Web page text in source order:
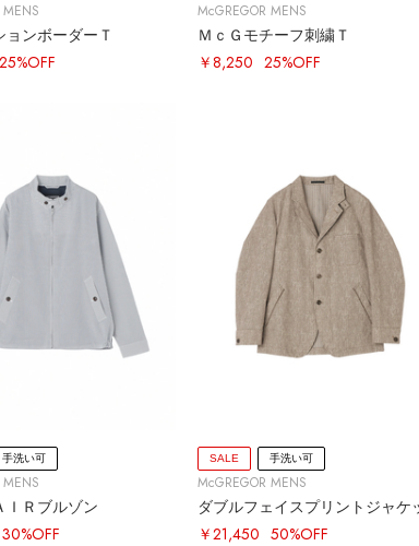
ョンボーダーＴ
25%OFF
McGREGOR MENS
ＭｃＧモチーフ刺繍Ｔ
￥8,250 25%OFF
手洗い可
Ｒブルゾン
30%OFF
SALE 手洗い可
McGREGOR MENS
ダブルフェイスプリントジャケ
￥21,450 50%OFF